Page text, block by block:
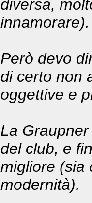
diversa,
innamorare).
Però devo
di certo non
oggettive e
La
del club, e
migliore (sia
modernità).